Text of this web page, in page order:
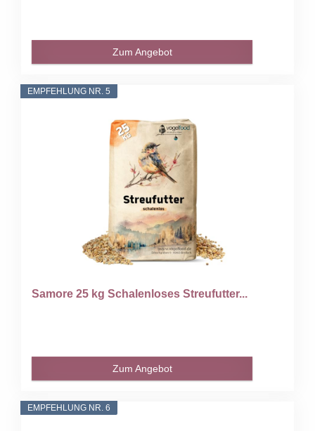
Zum Angebot
EMPFEHLUNG NR. 5
Samore 25 kg Schalenloses Streufutter...
Zum Angebot
EMPFEHLUNG NR. 6